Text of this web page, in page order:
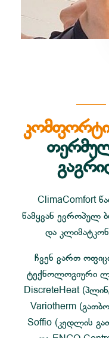
ClimaComfort
წამყვან ევროპულ
და
ჩვენ ვართ
ტექნოლოგიური
DiscreteHeat
Variotherm
Soffio (კედლის